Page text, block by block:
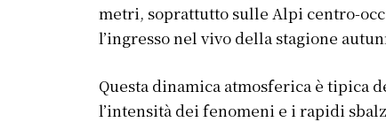
metri, soprattutto sulle Alpi centro-
l’ingresso nel vivo della stagione
Questa dinamica atmosferica è tipica
l’intensità dei fenomeni e i rapidi